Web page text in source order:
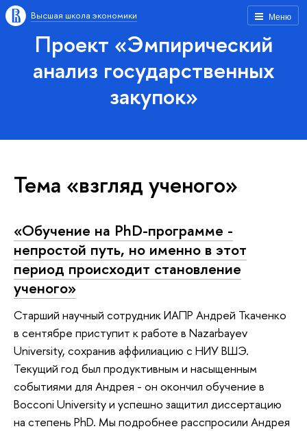
Меню
Высшая школа экономики
Проект «Эмпирический
анализ государственных
закупок»
Тема «взгляд ученого»
«Обучение на PhD-программе -
непростой путь, но именно в этот
период происходит становление
ученого»
Старший научный сотрудник ИАПР Андрей Ткаченко
в сентябре приступит к работе в Nazarbayev
University, сохранив аффилиацию с НИУ ВШЭ.
Текущий год был продуктивным и насыщенным
событиями для Андрея - он окончил обучение в
Bocconi University и успешно защитил диссертацию
на степень PhD. Мы подробнее расспросили Андрея